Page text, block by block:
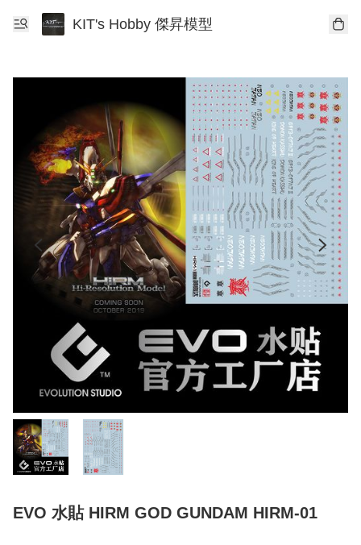
KIT's Hobby 傑昇模型
EVO 水貼 HIRM GOD GUNDAM HIRM-01